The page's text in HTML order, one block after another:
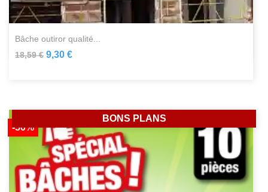
bâche outiror qualité...
18,59 € 9,30 €
-50%
BONS PLANS